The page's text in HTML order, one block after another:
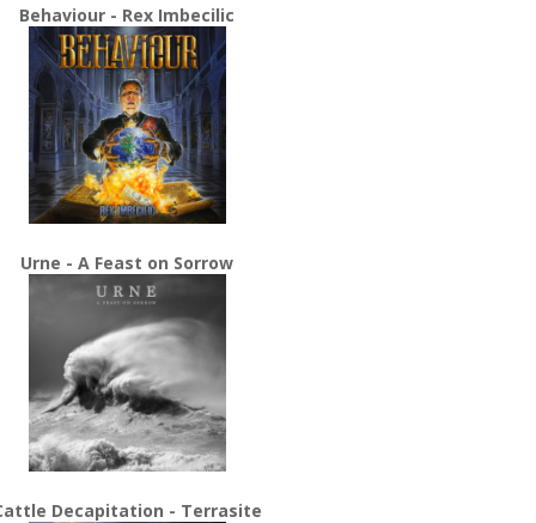
Behaviour - Rex Imbecilic
Urne - A Feast on Sorrow
Decapitation - Terrasite